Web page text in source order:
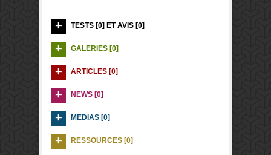
TESTS [0] ET AVIS [0]
GALERIES [0]
ARTICLES [0]
NEWS [0]
MEDIAS [0]
RESSOURCES [0]